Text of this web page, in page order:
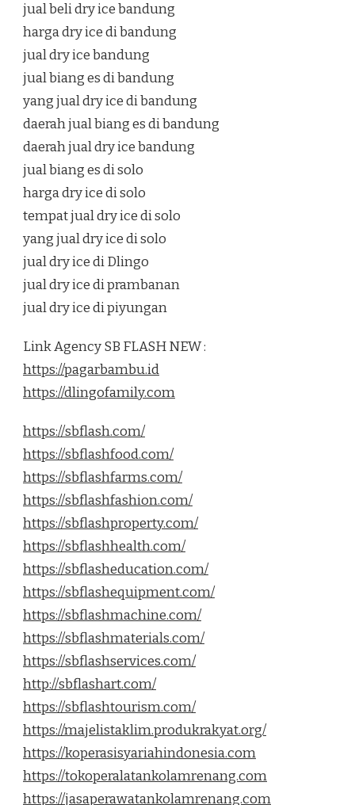
jual beli dry ice bandung
harga dry ice di bandung
jual dry ice bandung
jual biang es di bandung
yang jual dry ice di bandung
daerah jual biang es di bandung
daerah jual dry ice bandung
jual biang es di solo
harga dry ice di solo
tempat jual dry ice di solo
yang jual dry ice di solo
jual dry ice di Dlingo
jual dry ice di prambanan
jual dry ice di piyungan
Link Agency SB FLASH NEW :
https://pagarbambu.id
https://dlingofamily.com
https://sbflash.com/
https://sbflashfood.com/
https://sbflashfarms.com/
https://sbflashfashion.com/
https://sbflashproperty.com/
https://sbflashhealth.com/
https://sbflasheducation.com/
https://sbflashequipment.com/
https://sbflashmachine.com/
https://sbflashmaterials.com/
https://sbflashservices.com/
http://sbflashart.com/
https://sbflashtourism.com/
https://majelistaklim.produkrakyat.org/
https://koperasisyariahindonesia.com
https://tokoperalatankolamrenang.com
https://jasaperawatankolamrenang.com